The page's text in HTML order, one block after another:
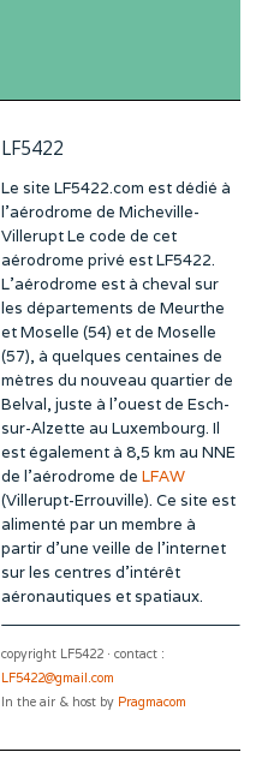
LF5422
Le site LF5422.com est dédié à
l’aérodrome de Micheville-
Villerupt Le code de cet
aérodrome privé est LF5422.
L’aérodrome est à cheval sur
les départements de Meurthe
et Moselle (54) et de Moselle
(57), à quelques centaines de
mètres du nouveau quartier de
Belval, juste à l’ouest de Esch-
sur-Alzette au Luxembourg. Il
est également à 8,5 km au NNE
de l’aérodrome de LFAW
(Villerupt-Errouville). Ce site est
alimenté par un membre à
partir d’une veille de l’internet
sur les centres d’intérêt
aéronautiques et spatiaux.
copyright LF5422 · contact :
LF5422@gmail.com
In the air & host by Pragmacom